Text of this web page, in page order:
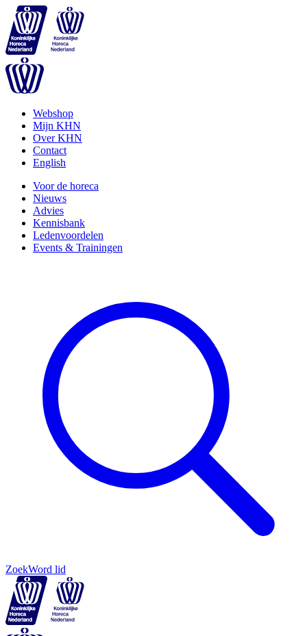
Webshop
Mijn KHN
Over KHN
Contact
English
Voor de horeca
Nieuws
Advies
Kennisbank
Ledenvoordelen
Events & Trainingen
ZoekWord lid